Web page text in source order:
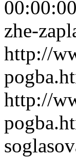
zhe-
http://
http://